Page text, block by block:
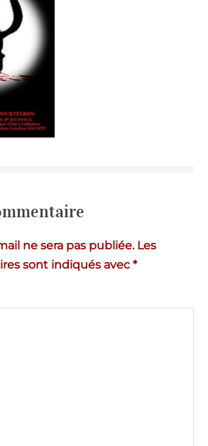
ne sera pas publiée. Les
sont indiqués avec *